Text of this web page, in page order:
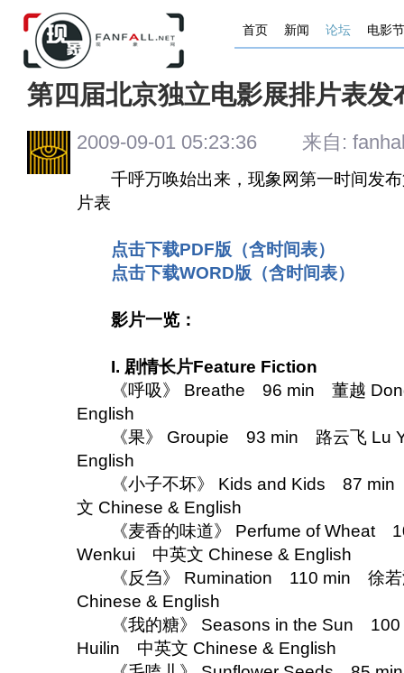
首页 新闻 论坛 电影节
第四届北京独立电影展排片表发
2009-09-01 05:23:36 来自:
千呼万唤始出来，现象网第一时间发布
片表
点击下载PDF版（含时间表）
点击下载WORD版（含时间表）
影片一览：
I. 剧情长片Feature Fiction
《呼吸》 Breathe 96 min 董越
English
《果》 Groupie 93 min 路云飞 Lu
English
《小子不坏》 Kids and Kids 87 min
文 Chinese & English
《麦香的味道》 Perfume of Wheat
Wenkui 中英文 Chinese & English
《反刍》 Rumination 110 min 徐若
Chinese & English
《我的糖》 Seasons in the Sun 100
Huilin 中英文 Chinese & English